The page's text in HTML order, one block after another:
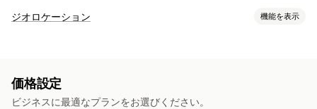
不正注文タイプ
自動キャンセル
ジオロケーションリダイレクト
コンテンツ保護
ジオロケーション 機能を表示
ホワイトリスト
価格設定
ビジネスに最適なプランをお選びください。